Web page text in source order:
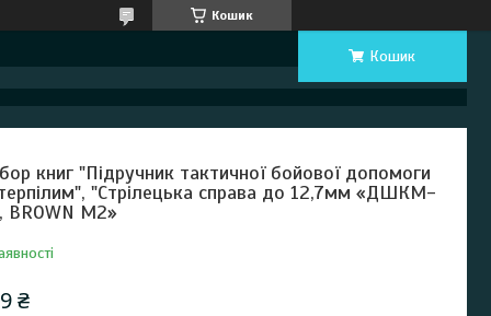
Кошик
Кошик
книг "Підручник тактичної бойової допомоги
"Стрілецька справа до 12,7мм «ДШКМ-
BROWN М2»
₴